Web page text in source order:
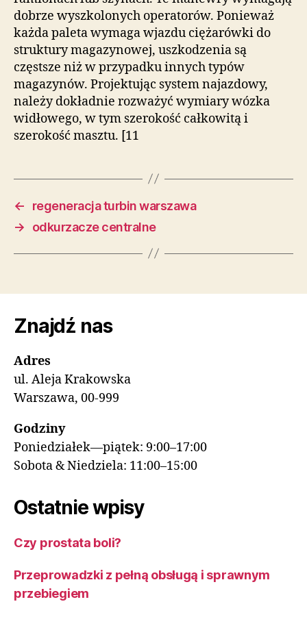
dobrze wyszkolonych operatorów. Ponieważ
każda paleta wymaga wjazdu ciężarówki do
struktury magazynowej, uszkodzenia są
częstsze niż w przypadku innych typów
magazynów. Projektując system najazdowy,
należy dokładnie rozważyć wymiary wózka
widłowego, w tym szerokość całkowitą i
szerokość masztu. [11
←
regeneracja turbin warszawa
→
odkurzacze centralne
Znajdź nas
Adres
ul. Aleja Krakowska
Warszawa, 00-999
Godziny
Poniedziałek—piątek: 9:00–17:00
Sobota & Niedziela: 11:00–15:00
Ostatnie wpisy
Czy prostata boli?
Przeprowadzki z pełną obsługą i sprawnym
przebiegiem